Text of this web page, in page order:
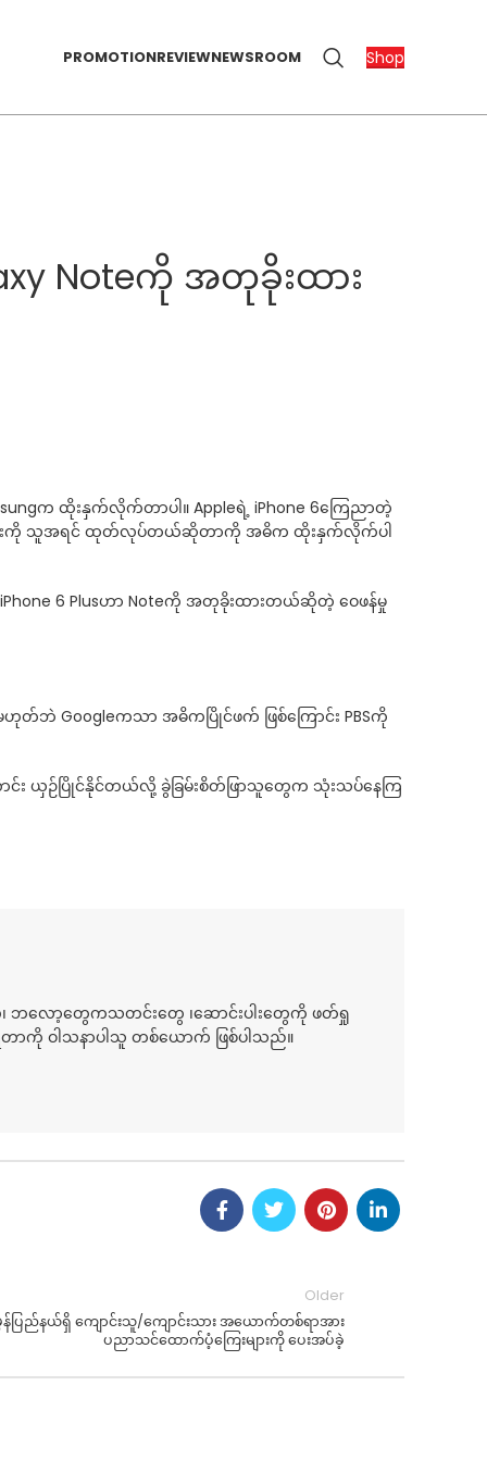
PROMOTIONREVIEWNEWSROOM Shop
Noteကို အတုခိုးထား
က ထိုးနှက်လိုက်တာပါ။ Appleရဲ့ iPhone 6ကြေညာတဲ့
ဖုန်းကို သူအရင် ထုတ်လုပ်တယ်ဆိုတာကို အဓိက ထိုးနှက်လိုက်ပါ
6 Plusဟာ Noteကို အတုခိုးထားတယ်ဆိုတဲ့ ဝေဖန်မှု
တ်ဘဲ Googleကသာ အဓိကပြိုင်ဖက် ဖြစ်ကြောင်း PBSကို
င်း ယှဉ်ပြိုင်နိုင်တယ်လို့ ခွဲခြမ်းစိတ်ဖြာသူတွေက သုံးသပ်နေကြ
က်၊ ဘလော့တွေကသတင်းတွေ ၊ဆောင်းပါးတွေကို ဖတ်ရှု
ာကို ဝါသနာပါသူ တစ်ယောက် ဖြစ်ပါသည်။
Older
န်ပြည်နယ်ရှိ ကျောင်းသူ/ကျောင်းသား အယောက်တစ်ရာအား
ပညာသင်ထောက်ပံ့ကြေးများကို ပေးအပ်ခဲ့